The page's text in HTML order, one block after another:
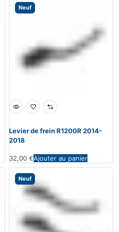
Neuf
Levier de frein R1200R 2014-
2018
32,00 €Ajouter au panier
Neuf